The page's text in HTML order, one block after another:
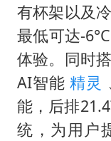
有杯架以及
最低可达-
体验。同时
AI智能 精灵
能，后排
统，为用户